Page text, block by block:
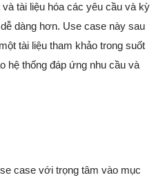
tài liệu hóa các yêu cầu và kỳ
dàng hơn. Use case này sau
tài liệu tham khảo trong suốt
hệ thống đáp ứng nhu cầu và
case với trọng tâm vào mục